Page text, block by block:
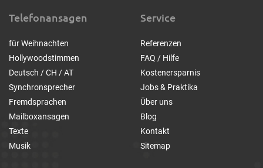
Telefonansagen
für Weihnachten
Hollywoodstimmen
Deutsch / CH / AT
Synchronsprecher
Fremdsprachen
Mailboxansagen
Texte
Musik
Service
Referenzen
FAQ / Hilfe
Kostenersparnis
Jobs & Praktika
Über uns
Blog
Kontakt
Sitemap